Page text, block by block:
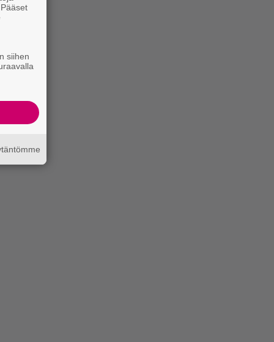
siihen